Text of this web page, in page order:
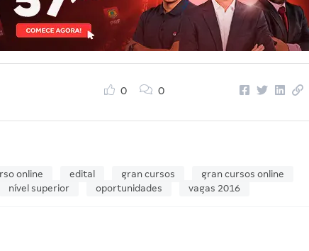
0 0
online edital gran cursos
gran cursos online
nível superior oportunidades vagas 2016